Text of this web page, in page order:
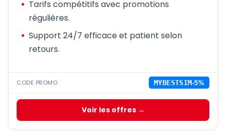
Tarifs compétitifs avec promotions
régulières.
Support 24/7 efficace et patient selon
retours.
CODE PROMO MYBESTSIM-5%
Voir les offres →